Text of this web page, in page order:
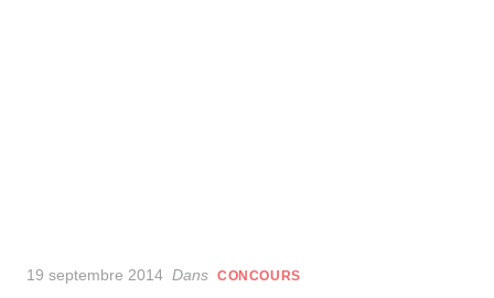
Posted
19 septembre 2014 Dans CONCOURS